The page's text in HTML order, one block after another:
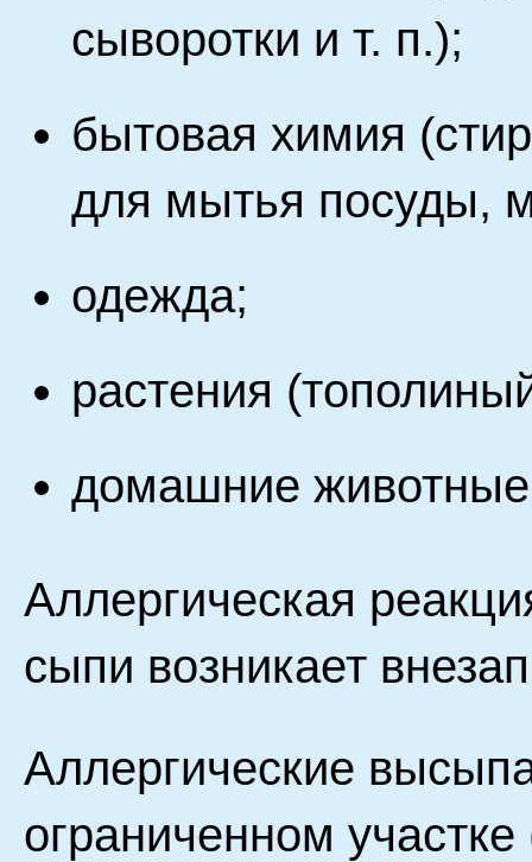
сыворотки и т. п.);
бытовая химия
для мытья посуды,
одежда;
растения
домашние
Аллергическая
сыпи возникает
Аллергические
ограниченном